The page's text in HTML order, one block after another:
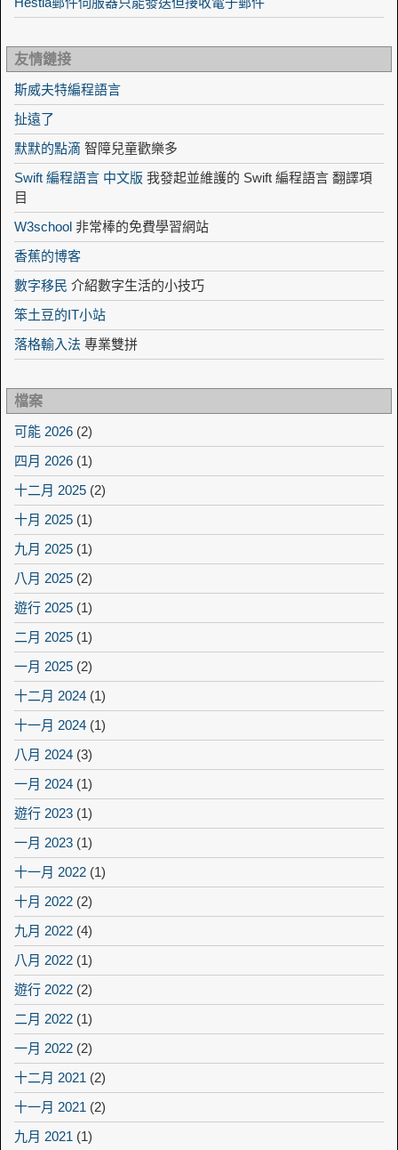
友情鏈接
斯威夫特編程語言
扯遠了
默默的點滴 智障兒童歡樂多
Swift 編程語言 中文版 我發起並維護的 Swift 編程語言 翻譯項
目
W3school 非常棒的免費學習網站
香蕉的博客
數字移民 介紹數字生活的小技巧
笨土豆的IT小站
落格輸入法 專業雙拼
檔案
可能 2026 (2)
四月 2026 (1)
十二月 2025 (2)
十月 2025 (1)
九月 2025 (1)
八月 2025 (2)
遊行 2025 (1)
二月 2025 (1)
一月 2025 (2)
十二月 2024 (1)
十一月 2024 (1)
八月 2024 (3)
一月 2024 (1)
遊行 2023 (1)
一月 2023 (1)
十一月 2022 (1)
十月 2022 (2)
九月 2022 (4)
八月 2022 (1)
遊行 2022 (2)
二月 2022 (1)
一月 2022 (2)
十二月 2021 (2)
十一月 2021 (2)
九月 2021 (1)